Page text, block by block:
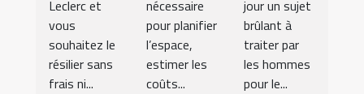
Leclerc et
vous
souhaitez le
résilier sans
frais ni...
nécessaire
pour planifier
l’espace,
estimer les
coûts...
jour un sujet
brûlant à
traiter par
les hommes
pour le...